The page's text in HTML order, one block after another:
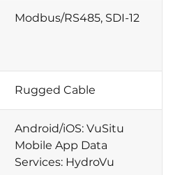
Modbus/RS485, SDI-12
Rugged Cable
Android/iOS: VuSitu
Mobile App Data
Services: HydroVu